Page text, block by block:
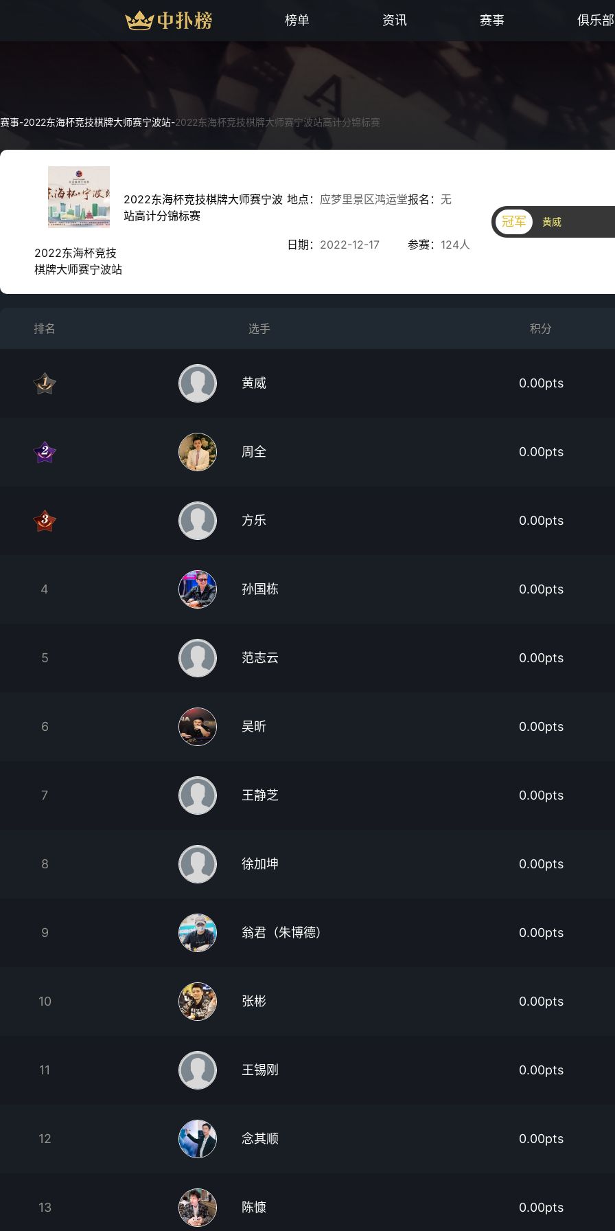
榜单 资讯 赛事 俱乐部
赛事-2022东海杯竞技棋牌大师赛宁波站-2022东海杯竞技棋牌大师赛宁波站高计分锦标赛
2022东海杯竞技
棋牌大师赛宁波站
2022东海杯竞技棋牌大师赛宁波
站高计分锦标赛
地点： 应梦里景区鸿运堂
日期： 2022-12-17
报名： 无
参赛： 124人
冠军 黄威
排名 选手 积分
黄威 0.00pts
周全 0.00pts
方乐 0.00pts
4 孙国栋 0.00pts
5 范志云 0.00pts
6 吴昕 0.00pts
7 王静芝 0.00pts
8 徐加坤 0.00pts
9 翁君（朱博德） 0.00pts
10 张彬 0.00pts
11 王锡刚 0.00pts
12 念其顺 0.00pts
13 陈慷 0.00pts